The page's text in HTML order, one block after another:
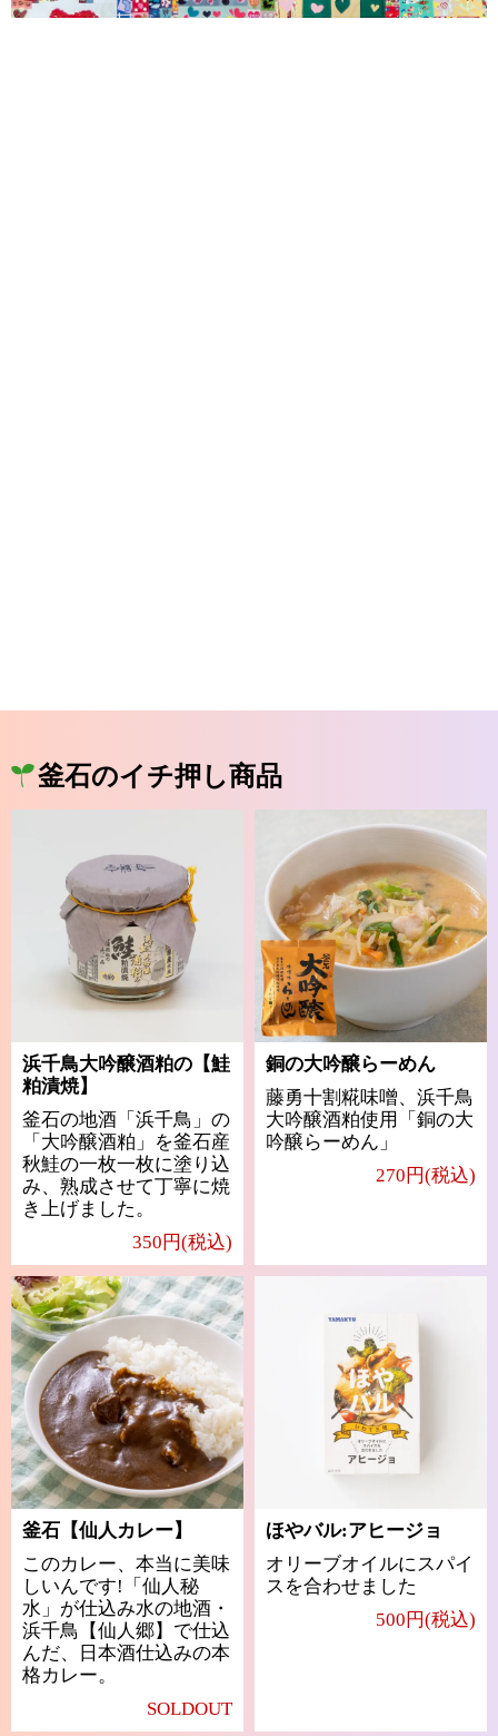
釜石のイチ押し商品
浜千鳥大吟醸酒粕の【鮭
粕漬焼】
釜石の地酒「浜千鳥」の
「大吟醸酒粕」を釜石産
秋鮭の一枚一枚に塗り込
み、熟成させて丁寧に焼
き上げました。
350円(税込)
銅の大吟醸らーめん
藤勇十割糀味噌、浜千鳥
大吟醸酒粕使用「銅の大
吟醸らーめん」
270円(税込)
釜石【仙人カレー】
このカレー、本当に美味
しいんです!「仙人秘
水」が仕込み水の地酒・
浜千鳥【仙人郷】で仕込
んだ、日本酒仕込みの本
格カレー。
SOLDOUT
ほやバル:アヒージョ
オリーブオイルにスパイ
スを合わせました
500円(税込)